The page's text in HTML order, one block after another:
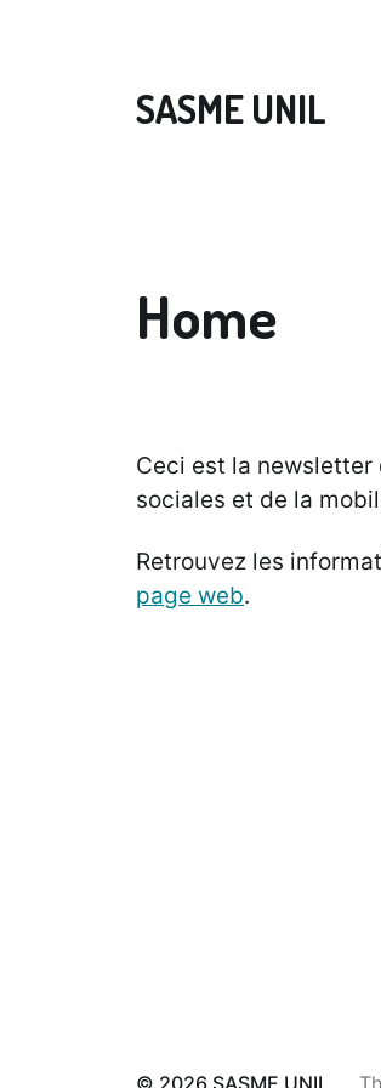
SASME UNIL
Home
Ceci est la newsletter
sociales et de la
Retrouvez les
page web.
© 2026 SASME UNIL